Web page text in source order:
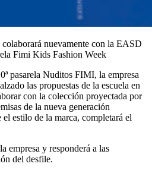
nuevamente con la EASD
Fimi Kids Fashion Week
pasarela Nuditos FIMI, la empresa
las propuestas de la escuela en
con la colección proyectada por
de la nueva generación
el estilo de la marca, completará el
empresa y responderá a las
del desfile.